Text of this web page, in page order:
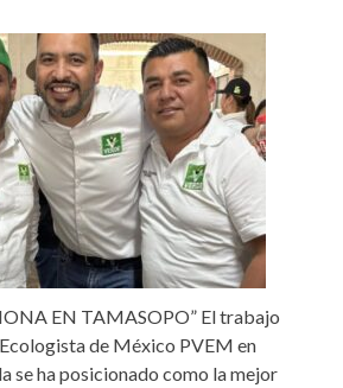
EN TAMASOPO” El trabajo
de México PVEM en
se ha posicionado como la mejor